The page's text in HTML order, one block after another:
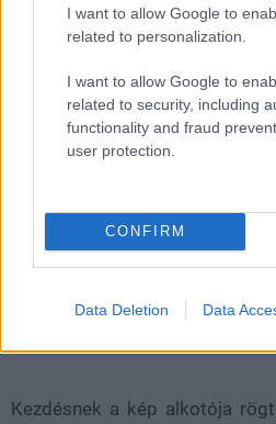
I want to allow Google to
related to personalization.
I want to allow Google to
related to security, including
functionality and fraud
user protection.
CONFIRM
Data Deletion Data
A "The Snitch" nevű ipari
érdekes kijelentést a
PC-s port is érkezik
egyik már júliusban itt lesz.
fel az egyik Photoshop
beindítására.
Ghost of Tsushima és a
dobozképét, és PC-s
egy kacsa.
Kezdésnek a kép alkotója